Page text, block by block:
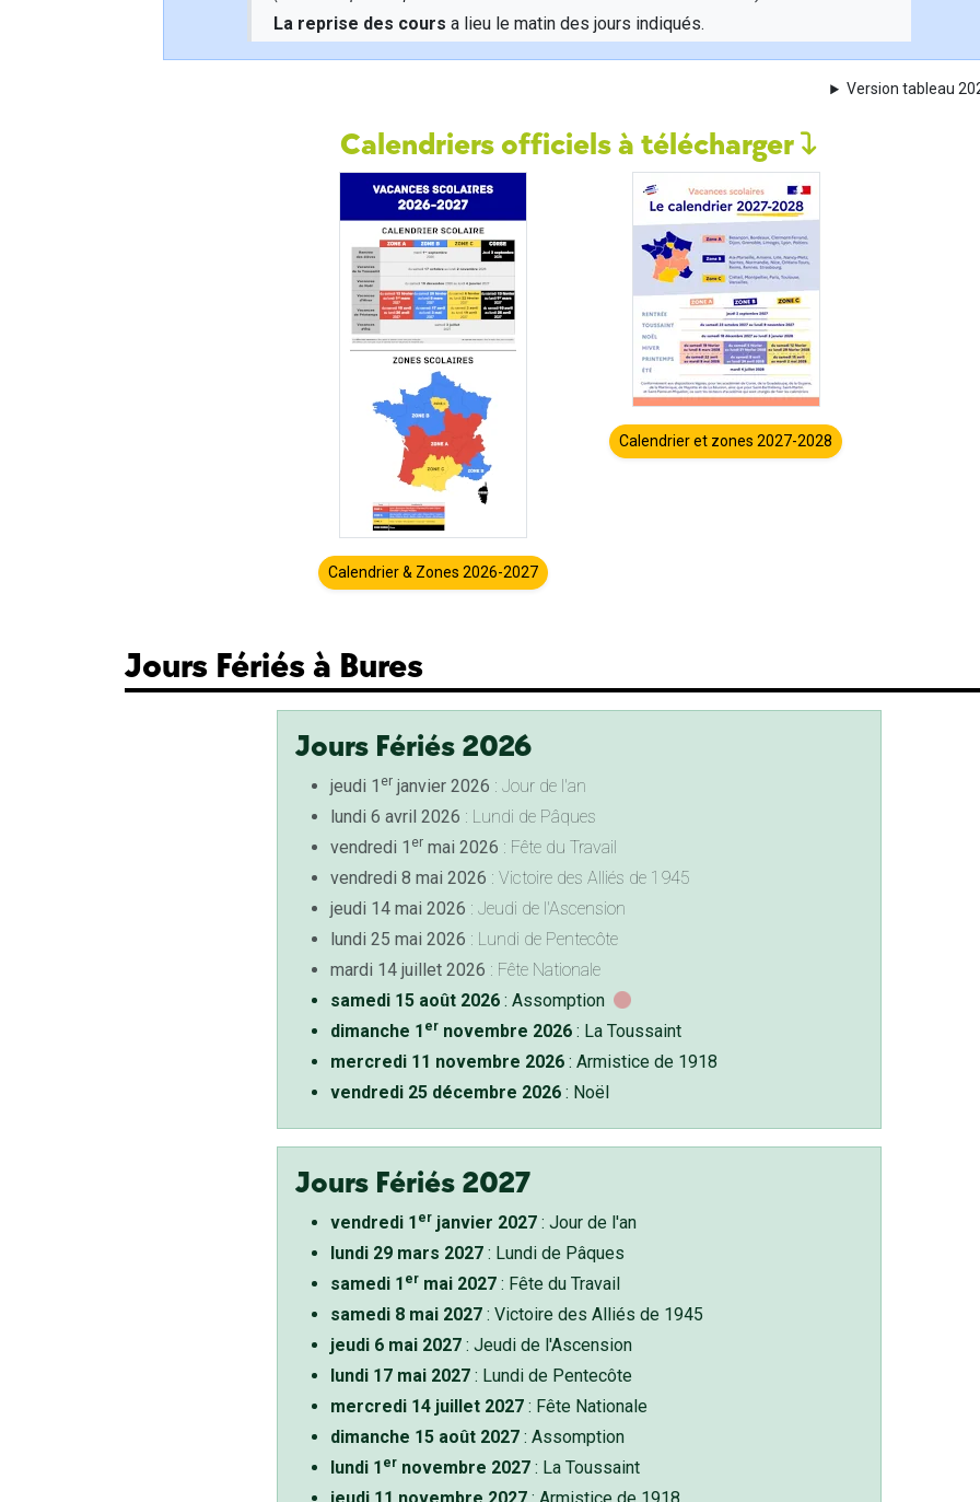
La reprise des cours a lieu le matin des jours indiqués.
Version tableau
Calendriers officiels à télécharger
Calendrier & Zones 2026-2027
Calendrier et zones 2027-2028
Jours Fériés à Bures
Jours Fériés 2026
jeudi 1 erjanvier 2026 : Jour de l'an
lundi 6 avril 2026 : Lundi de Pâques
vendredi 1 ermai 2026 : Fête du Travail
vendredi 8 mai 2026 : Victoire des Alliés de 1945
jeudi 14 mai 2026 : Jeudi de l'Ascension
lundi 25 mai 2026 : Lundi de Pentecôte
mardi 14 juillet 2026 : Fête Nationale
samedi 15 août 2026: Assomption
dimanche 1 ernovembre 2026: La Toussaint
mercredi 11 novembre 2026: Armistice de 1918
vendredi 25 décembre 2026: Noël
Jours Fériés 2027
vendredi 1 erjanvier 2027: Jour de l'an
lundi 29 mars 2027: Lundi de Pâques
samedi 1 ermai 2027: Fête du Travail
samedi 8 mai 2027: Victoire des Alliés de 1945
jeudi 6 mai 2027: Jeudi de l'Ascension
lundi 17 mai 2027: Lundi de Pentecôte
mercredi 14 juillet 2027: Fête Nationale
dimanche 15 août 2027: Assomption
lundi 1 ernovembre 2027: La Toussaint
jeudi 11 novembre 2027: Armistice de 1918